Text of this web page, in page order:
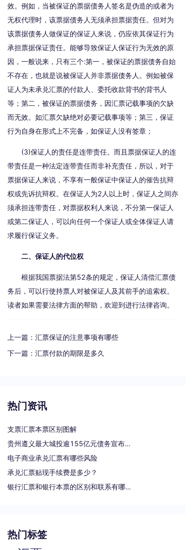
效。例如，当被保证的票据债务人签名是伪造的或者为
无权代理时，该票据债务人无须承担票据责任。但对为
该票据债务人做保证的保证人来说，仍应依其保证行为
承担票据保证责任。能够导致保证人保证行为无效的原
因，一般说来，只有三个:第一，被保证的票据债务自始
不存在，也就是说被保证人并非票据债务人。例如被保
证人为未承兑汇票的付款人、委托收款背书的背书人
等；第二，被保证的票据债务，因汇票记载事项的欠缺
而无效。如汇票欠缺绝对必要记载事项等；第三，保证
行为自身在形式上不完备，如保证人没有签章；
(3)保证人的责任是连带责任。而且票据保证人的连
带责任是一种法定连带责任而非补充责任，所以，对于
票据保证人来说，不享有一般保证中保证人的催告抗辩
权或先诉抗辩权。在保证人为2人以上时，保证人之间亦
须承担连带责任，对票据权利人来说，不分第一保证人
或第二保证人，可以向任何一个保证人或全体保证人请
求履行保证义务。
二、保证人的代位权
根据我国票据法第52条的规定，保证人清偿汇票债
务后，可以行使持票人对被保证人及其前手的追索权。
读者如果需要法律方面的帮助，欢迎到进行法律咨询。
上一篇： 汇票保证的注意事项有哪些
下一篇： 汇票付款的期限是多久
热门资讯
支票汇票本票区别图解
贵州遵义最大城投逾155亿元债务宣布重组
电子商业承兑汇票有哪些风险
承兑汇票贴现手续费是多少？
银行汇票和银行本票的区别和联系有哪些（一文读懂支票、本票和汇票的区别）
热门标签